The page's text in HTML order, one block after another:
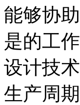
能够协
是的工
设计技
生产周